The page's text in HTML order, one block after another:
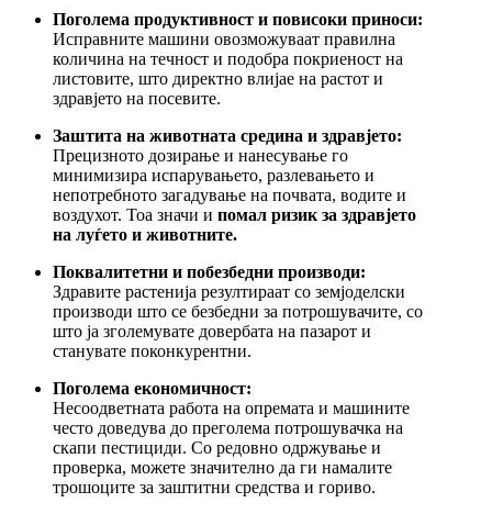
Поголема продуктивност и повисоки приноси:
Исправните машини овозможуваат правилна
количина на течност и подобра покриеност на
листовите, што директно влијае на растот и
здравјето на посевите.
Заштита на животната средина и здравјето:
Прецизното дозирање и нанесување го
минимизира испарувањето, разлевањето и
непотребното загадување на почвата, водите и
воздухот. Тоа значи и помал ризик за здравјето
на луѓето и животните.
Поквалитетни и побезбедни производи:
Здравите растенија резултираат со земјоделски
производи што се безбедни за потрошувачите, со
што ја зголемувате довербата на пазарот и
станувате поконкурентни.
Поголема економичност:
Несоодветната работа на опремата и машините
често доведува до преголема потрошувачка на
скапи пестициди. Со редовно одржување и
проверка, можете значително да ги намалите
трошоците за заштитни средства и гориво.